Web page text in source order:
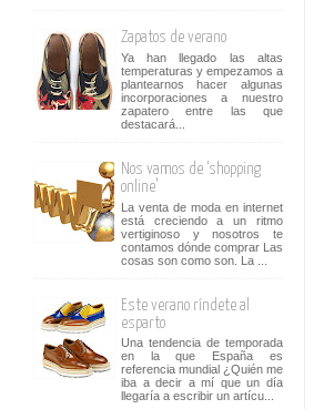
Zapatos de verano
Ya han llegado las altas
temperaturas y empezamos a
plantearnos hacer algunas
incorporaciones a nuestro
zapatero entre las que
destacará...
Nos vamos de ‘shopping
online’
La venta de moda en internet
está creciendo a un ritmo
vertiginoso y nosotros te
contamos dónde comprar Las
cosas son como son. La ...
Este verano ríndete al
esparto
Una tendencia de temporada
en la que España es
referencia mundial ¿Quién me
iba a decir a mí que un día
llegaría a escribir un artícu...